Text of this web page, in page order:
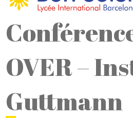
OVER –
Guttmann